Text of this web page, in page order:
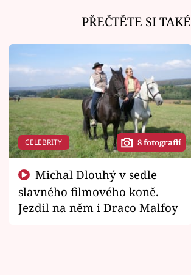
PŘEČTĚTE SI TAKÉ
CELEBRITY 8 fotografií
slavného filmového koně.
Jezdil na něm i Draco Malfoy